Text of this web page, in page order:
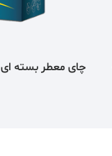
چای معطر بسته ای 400 گرمی بلوط